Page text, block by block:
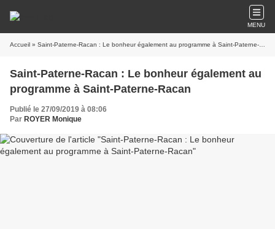
MENU
Accueil » Saint-Paterne-Racan : Le bonheur également au programme à Saint-Paterne-Racan
Saint-Paterne-Racan : Le bonheur également au
programme à Saint-Paterne-Racan
Publié le 27/09/2019 à 08:06
Par ROYER Monique